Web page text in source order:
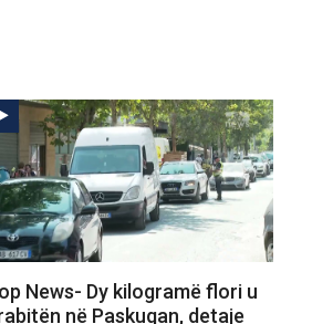
News- Dy kilogramë flori u
në Paskuqan, detaje